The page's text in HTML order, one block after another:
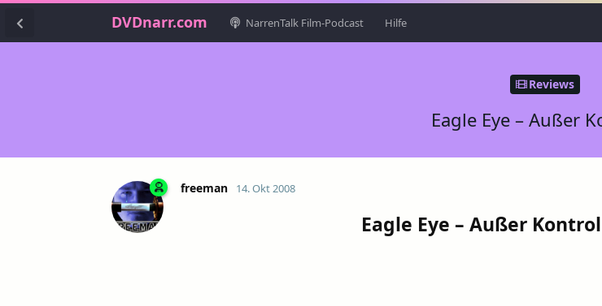
DVDnarr.com NarrenTalk Film-Podcast Hilfe
Reviews
Eagle Eye – Außer
freeman 14. Okt 2008
Eagle Eye – Außer